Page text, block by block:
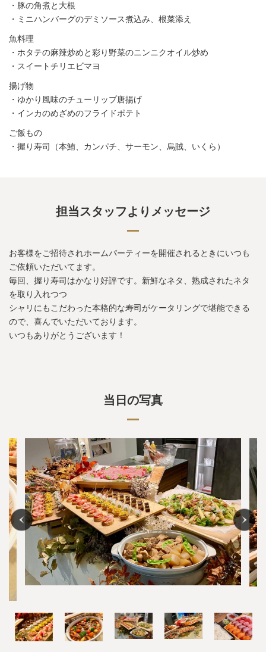
・豚の角煮と大根
・ミニハンバーグのデミソース煮込み、根菜添え
魚料理
・ホタテの麻辣炒めと彩り野菜のニンニクオイル炒め
・スイートチリエビマヨ
揚げ物
・ゆかり風味のチューリップ唐揚げ
・インカのめざめのフライドポテト
ご飯もの
・握り寿司（本鮪、カンパチ、サーモン、烏賊、いくら）
担当スタッフよりメッセージ
お客様をご招待されホームパーティーを開催されるときにいつも
ご依頼いただいてます。
毎回、握り寿司はかなり好評です。新鮮なネタ、熟成されたネタ
を取り入れつつ
シャリにもこだわった本格的な寿司がケータリングで堪能できる
ので、喜んでいただいております。
いつもありがとうございます！
当日の写真
Previous